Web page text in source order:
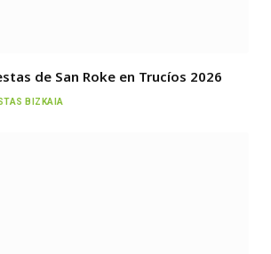
de San Roke en Trucíos 2026
BIZKAIA